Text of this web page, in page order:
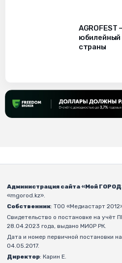
юбилейный
страны
Администрация сайта «Мой
«mgorod.kz».
Собственник: ТОО «Медиастарт
Свидетельство о постановке на
28.04.2023 года, выдано МИОР РК.
Дата и номер первичной постановки
04.05.2017.
Директор: Карин Е.